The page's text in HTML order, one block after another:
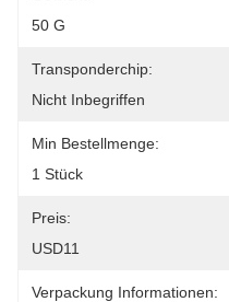
50 G
Transponderchip:
Nicht Inbegriffen
Min Bestellmenge:
1 Stück
Preis:
USD11
Verpackung Informationen: